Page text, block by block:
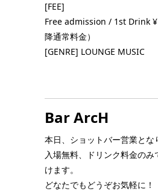
[FEE]
Free admission / 1st Drink
降通常料金）
[GENRE] LOUNGE MUSIC
Bar ArcH
本日、ショットバー営業とな
入場無料、ドリンク料金の
けます。
どなたでもどうぞお気軽に！